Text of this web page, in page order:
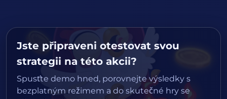
Jste připraveni otestovat svou
strategii na této akcii?
Spusťte demo hned, porovnejte výsledky s
bezplatným režimem a do skutečné hry se